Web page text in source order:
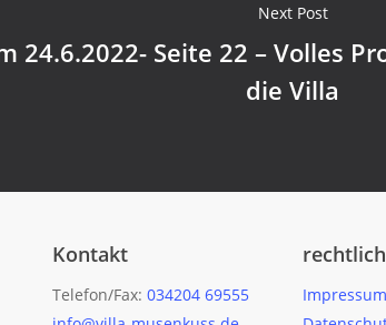
Next Post
24.6.2022- Seite 22 – Volles
die Villa
Kontakt
Telefon/Fax:034204 69555
Impressum